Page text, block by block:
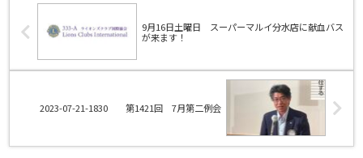
9月16日土曜日 スーパーマルイ分水店に献血バス
が来ます！
2023-07-21-1830 第1421回 7月第二例会